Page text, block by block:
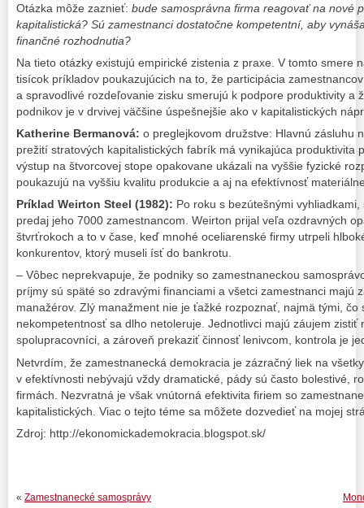
Otázka môže zaznieť: bude samosprávna firma reagovať na nové
kapitalistická? Sú zamestnanci dostatočne kompetentní, aby
finančné rozhodnutia?
Na tieto otázky existujú empirické zistenia z praxe. V tomto smere
tisícok príkladov poukazujúcich na to, že participácia
a spravodlivé rozdeľovanie zisku smerujú k podpore produktivity a
podnikov je v drvivej väčšine úspešnejšie ako v kapitalistických
Katherine Bermanová: o preglejkovom družstve: Hlavnú zásluhu
prežití stratových kapitalistických fabrík má vynikajúca produktivita
výstup na štvorcovej stope opakovane ukázali na vyššie fyzické
poukazujú na vyššiu kvalitu produkcie a aj na efektívnosť
Príklad Weirton Steel (1982): Po roku s bezútešnými
predaj jeho 7000 zamestnancom. Weirton prijal veľa ozdravných
štvrťrokoch a to v čase, keď mnohé oceliarenské firmy utrpeli
konkurentov, ktorý museli ísť do bankrotu.
– Vôbec neprekvapuje, že podniky so zamestnaneckou
príjmy sú späté so zdravými financiami a všetci zamestnanci majú
manažérov. Zlý manažment nie je ťažké rozpoznať, najmä tými, čo
nekompetentnosť sa dlho netoleruje. Jednotlivci majú záujem zistiť
spolupracovníci, a zároveň prekaziť činnosť lenivcom, kontrola je
Netvrdím, že zamestnanecká demokracia je zázračný liek na
v efektívnosti nebývajú vždy dramatické, pády sú často bolestivé,
firmách. Nezvratná je však vnútorná efektivita firiem so
kapitalistických. Viac o tejto téme sa môžete dozvedieť na mojej
Zdroj: http://ekonomickademokracia.blogspot.sk/
« Zamestnanecké samosprávy